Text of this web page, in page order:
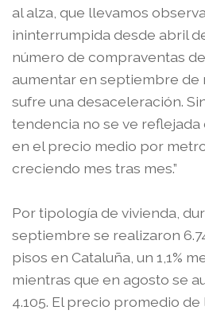
al alza, que llevamos
ininterrumpida desde abril
número de compraventas
aumentar en septiembre de
sufre una desaceleración.
tendencia no se ve
en el precio medio por
creciendo mes tras mes.”
Por tipología de vivienda,
septiembre se realizaron
pisos en Cataluña, un 1,1%
mientras que en agosto se
4.105. El precio promedio